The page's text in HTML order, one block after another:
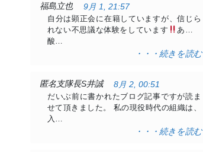
福島立也
9月 1, 21:57
自分は顕正会に在籍していますが、信じら
れない不思議な体験をしています
ある日
酸…
・・・続きを読む
匿名支隊長S井誠
8月 2, 00:51
だいぶ前に書かれたブログ記事ですが読ま
せて頂きました。 私の現役時代の組織は、
入…
・・・続きを読む